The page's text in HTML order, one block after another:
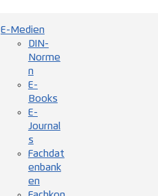
E-Medien
DIN-
Norme
n
E-
Books
E-
Journal
s
Fachdat
enbank
en